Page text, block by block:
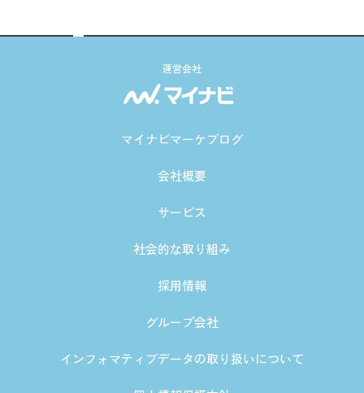
運営会社
マイナビマーケブログ
会社概要
サービス
社会的な取り組み
採用情報
グループ会社
インフォマティブデータの取り扱いについて